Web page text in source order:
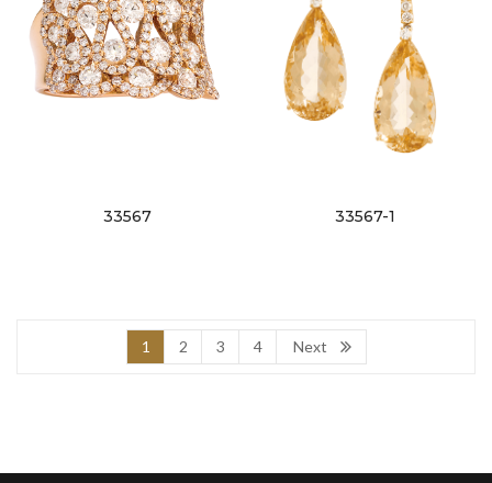
33567 33567-1
1 2 3 4 Next